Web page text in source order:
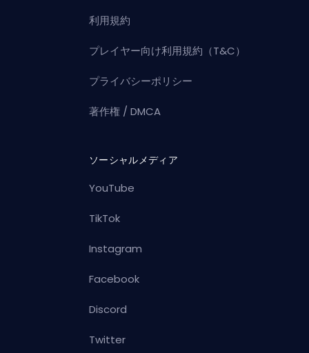
利用規約
プレイヤー向け利用規約（T&C）
プライバシーポリシー
著作権 / DMCA
ソーシャルメディア
YouTube
TikTok
Instagram
Facebook
Discord
Twitter